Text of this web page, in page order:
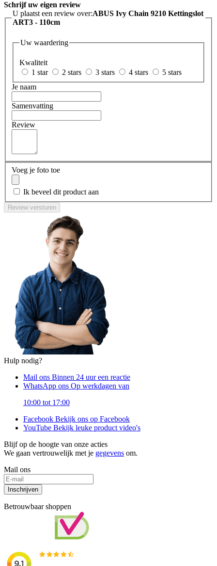
Schrijf uw eigen review
U plaatst een review over:ABUS Ivy Chain 9210 Kettingslot
ART3 - 110cm
Uw waardering
Kwaliteit
1 star
2 stars 3 stars 4 stars
5 stars
Je naam
Samenvatting
Review
Voeg je foto toe
Ik beveel dit product aan
Review versturen
Hulp nodig?
Mail ons Binnen 24 uur een reactie
WhatsApp ons Op werkdagen van
10:00 tot 17:00
Facebook Bekijk ons op Facebook
YouTube Bekijk leuke product video's
Blijf op de hoogte van onze acties
We gaan vertrouwelijk met je gegevens om.
Mail ons
Inschrijven
Betrouwbaar shoppen